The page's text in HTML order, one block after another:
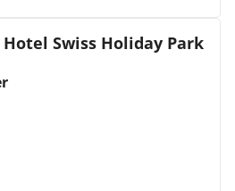
Swiss Holiday Park